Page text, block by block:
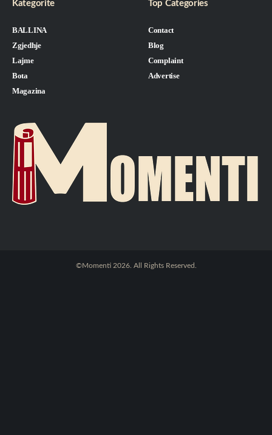
Kategorite
BALLINA
Zgjedhje
Lajme
Bota
Magazina
Top Categories
Contact
Blog
Complaint
Advertise
©Momenti 2026. All Rights Reserved.